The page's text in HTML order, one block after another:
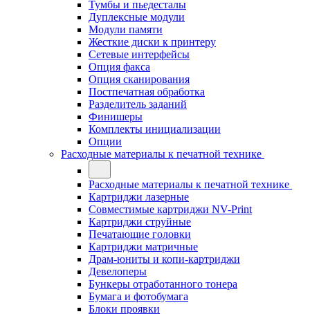
Тумбы и пьедесталы
Дуплексные модули
Модули памяти
Жесткие диски к принтеру
Сетевые интерфейсы
Опция факса
Опция сканирования
Постпечатная обработка
Разделитель заданий
Финишеры
Комплекты инициализации
Опции
Расходные материалы к печатной технике
Расходные материалы к печатной технике
Картриджи лазерные
Совместимые картриджи NV-Print
Картриджи струйные
Печатающие головки
Картриджи матричные
Драм-юниты и копи-картриджи
Девелоперы
Бункеры отработанного тонера
Бумага и фотобумага
Блоки проявки